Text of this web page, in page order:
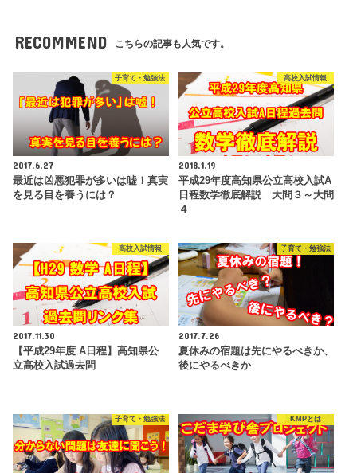
RECOMMEND こちらの記事も人気です。
子育て・勉強法
2017.6.27
最近は凶悪犯罪が多いは嘘！真実
を見る目を養うには？
高校入試情報
2018.1.19
平成29年度高知県公立高校入試A
日程数学徹底解説 大問３～大問
４
高校入試情報
2017.11.30
【平成29年度 A日程】高知県公
立高校入試過去問
子育て・勉強法
2017.7.26
夏休みの宿題は先にやるべきか、
後にやるべきか
子育て・勉強法 KMPとは